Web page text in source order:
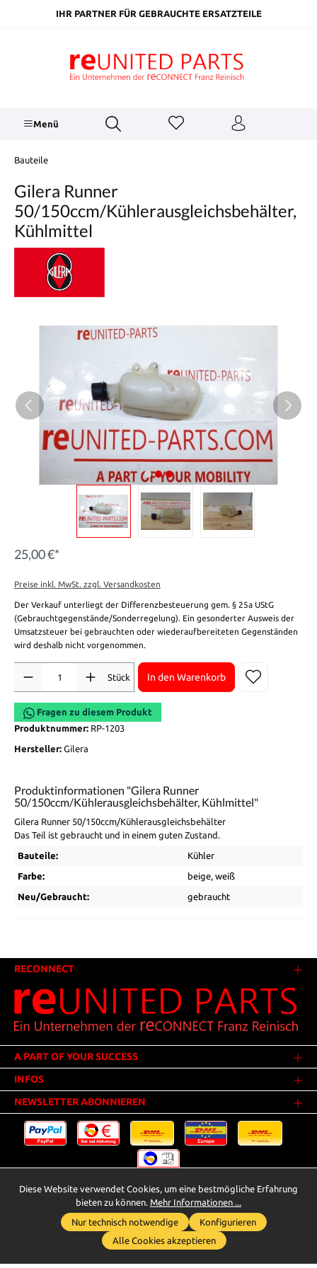
springenIHR PARTNER FÜR GEBRAUCHTE ERSATZTEILE
Menü
Bauteile
Gilera Runner
50/150ccm/Kühlerausgleichsbehälter,
Kühlmittel
25,00 €*
Preise inkl. MwSt. zzgl. Versandkosten
Der Verkauf unterliegt der Differenzbesteuerung gem. § 25a UStG
(Gebrauchtgegenstände/Sonderregelung). Ein gesonderter Ausweis der
Umsatzsteuer bei gebrauchten oder wiederaufbereiteten Gegenständen
wird deshalb nicht vorgenommen.
Stück
In den Warenkorb
Fragen zu diesem Produkt
Produktnummer: RP-1203
Hersteller: Gilera
Produktinformationen "Gilera Runner
50/150ccm/Kühlerausgleichsbehälter, Kühlmittel"
Gilera Runner 50/150ccm/Kühlerausgleichsbehälter
Das Teil ist gebraucht und in einem guten Zustand.
Bauteile: Kühler
Farbe: beige, weiß
Neu/Gebraucht: gebraucht
RECONNECT
A PART OF YOUR SUCCESS
INFOS
NEWSLETTER ABONNIEREN
* Alle Preise inkl. gesetzl. Mehrwertsteuer zzgl.Versandkosten
Innerhalb Deutschlands - Versandkostenfrei ab 25,00 Euro Warenwert.
** Der Verkauf unterliegt der Differenzbesteuerung gem. § 25a UStG
(Gebrauchtgegenstände/Sonderregelung). Ein gesonderter Ausweis der
Umsatzsteuer bei gebrauchten oder wiederaufbereiteten Gegenständen
Whatsapp für Anfragen
Diese Website verwendet Cookies, um eine bestmögliche Erfahrung
bieten zu können. Mehr Informationen ...
Nur technisch notwendige
Konfigurieren
Alle Cookies akzeptieren